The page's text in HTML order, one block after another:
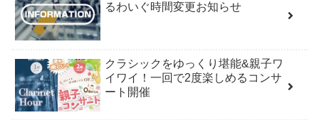
るわいぐ時間変更お知らせ
クラシックをゆっくり堪能&親子ワ
イワイ！一回で2度楽しめるコンサ
ート開催